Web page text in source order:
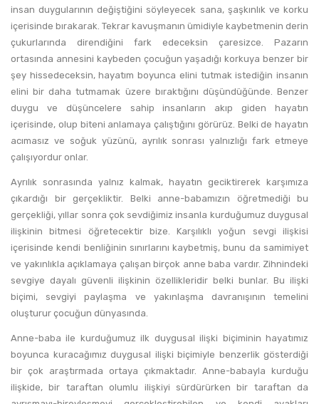
insan duygularının değiştiğini söyleyecek sana, şaşkınlık ve korku
içerisinde bırakarak. Tekrar kavuşmanın ümidiyle kaybetmenin derin
çukurlarında direndiğini fark edeceksin çaresizce. Pazarın
ortasında annesini kaybeden çocuğun yaşadığı korkuya benzer bir
şey hissedeceksin, hayatım boyunca elini tutmak istediğin insanın
elini bir daha tutmamak üzere bıraktığını düşündüğünde. Benzer
duygu ve düşüncelere sahip insanların akıp giden hayatın
içerisinde, olup biteni anlamaya çalıştığını görürüz. Belki de hayatın
acımasız ve soğuk yüzünü, ayrılık sonrası yalnızlığı fark etmeye
çalışıyordur onlar.
Ayrılık sonrasında yalnız kalmak, hayatın geciktirerek karşımıza
çıkardığı bir gerçekliktir. Belki anne-babamızın öğretmediği bu
gerçekliği, yıllar sonra çok sevdiğimiz insanla kurduğumuz duygusal
ilişkinin bitmesi öğretecektir bize. Karşılıklı yoğun sevgi ilişkisi
içerisinde kendi benliğinin sınırlarını kaybetmiş, bunu da samimiyet
ve yakınlıkla açıklamaya çalışan birçok anne baba vardır. Zihnindeki
sevgiye dayalı güvenli ilişkinin özellikleridir belki bunlar. Bu ilişki
biçimi, sevgiyi paylaşma ve yakınlaşma davranışının temelini
oluşturur çocuğun dünyasında.
Anne-baba ile kurduğumuz ilk duygusal ilişki biçiminin hayatımız
boyunca kuracağımız duygusal ilişki biçimiyle benzerlik gösterdiği
bir çok araştırmada ortaya çıkmaktadır. Anne-babayla kurduğu
ilişkide, bir taraftan olumlu ilişkiyi sürdürürken bir taraftan da